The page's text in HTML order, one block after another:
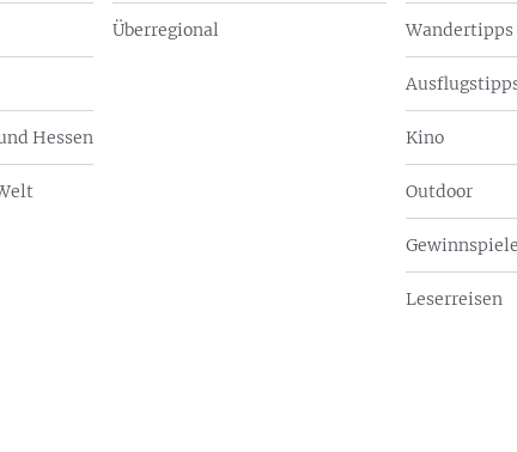
Hessen
Überregional Wandertipps
Kino
Outdoor
Gewinnspiele
Leserreisen